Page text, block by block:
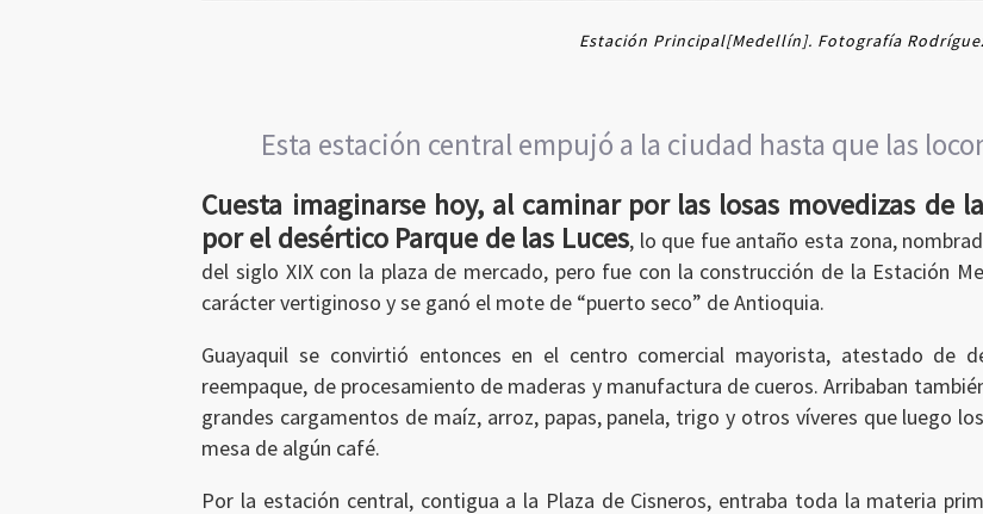
Estación Principal[Medellín]. Fotografía
Esta estación central empujó a la ciudad hasta que las
Cuesta imaginarse hoy, al caminar por las losas movedizas de
por el desértico Parque de las Luces, lo que fue antaño esta zona,
del siglo XIX con la plaza de mercado, pero fue con la construcción de la Estación
carácter vertiginoso y se ganó el mote de “puerto seco” de Antioquia.
Guayaquil se convirtió entonces en el centro comercial mayorista, atestado de
reempaque, de procesamiento de maderas y manufactura de cueros. Arribaban
grandes cargamentos de maíz, arroz, papas, panela, trigo y otros víveres que luego
mesa de algún café.
Por la estación central, contigua a la Plaza de Cisneros, entraba toda la materia